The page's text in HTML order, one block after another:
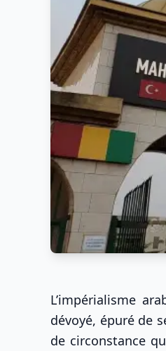
L’impérialisme
dévoyé, épuré de
de circonstance